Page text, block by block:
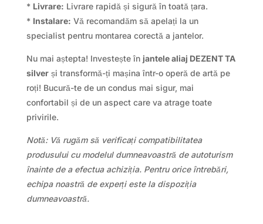
* Livrare: Livrare rapidă și sigură în toată țara.
* Instalare: Vă recomandăm să apelați la un
specialist pentru montarea corectă a jantelor.
Nu mai aștepta! Investește în jantele aliaj DEZENT TA
silverși transformă-ți mașina într-o operă de artă pe
roți! Bucură-te de un condus mai sigur, mai
confortabil și de un aspect care va atrage toate
privirile.
Notă: Vă rugăm să verificați compatibilitatea
produsului cu modelul dumneavoastră de autoturism
înainte de a efectua achiziția. Pentru orice întrebări,
echipa noastră de experți este la dispoziția
dumneavoastră.